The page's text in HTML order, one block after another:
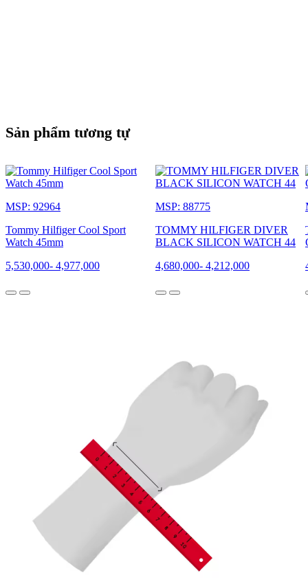
Sản phẩm tương tự
MSP: 92964
Tommy Hilfiger Cool Sport
Watch 45mm
5,530,000- 4,977,000
MSP: 88775
TOMMY HILFIGER DIVER
BLACK SILICON WATCH 44
4,680,000- 4,212,000